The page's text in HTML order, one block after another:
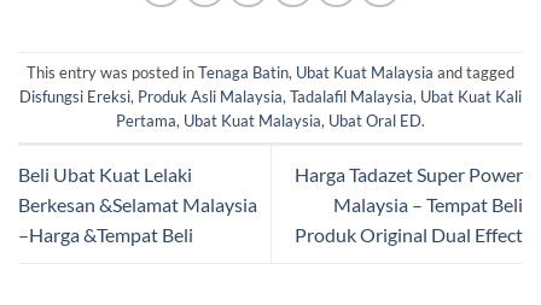
This entry was posted inTenaga Batin, Ubat Kuat Malaysia and tagged
Disfungsi Ereksi, Produk Asli Malaysia,Tadalafil Malaysia, Ubat Kuat Kali
Pertama, Ubat Kuat Malaysia, Ubat Oral ED.
Beli Ubat Kuat Lelaki
Berkesan &Selamat Malaysia
–Harga &Tempat Beli
Harga Tadazet Super Power
Malaysia – Tempat Beli
Produk Original Dual Effect